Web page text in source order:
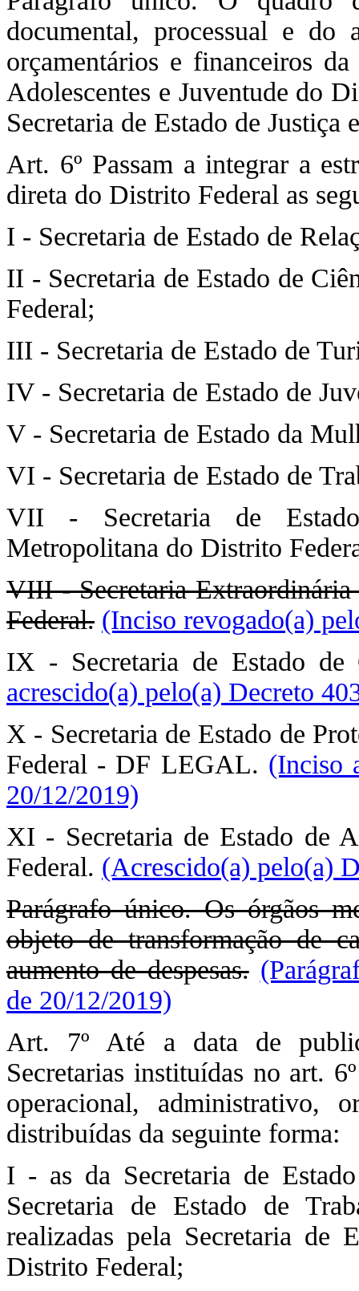
documental, processual e do
orçamentários e financeiros
Adolescentes e Juventude do
Secretaria de Estado de
Art. 6º Passam a integrar a
direta do Distrito Federal as
I - Secretaria de Estado de
II - Secretaria de Estado de
Federal;
III - Secretaria de Estado de
IV - Secretaria de Estado de
V - Secretaria de Estado da
VI - Secretaria de Estado de
VII - Secretaria de
Metropolitana do Distrito
VIII - Secretaria
Federal. (Inciso revogado(a)
IX - Secretaria de Estado
acrescido(a) pelo(a) Decreto
X - Secretaria de Estado de
Federal - DF LEGAL. (Inciso
20/12/2019)
XI - Secretaria de Estado de
Federal. (Acrescido(a) pelo(a)
Parágrafo único. Os órgãos
objeto de transformação de
aumento de despesas.
de 20/12/2019)
Art. 7º Até a data de
Secretarias instituídas no art.
operacional, administrativo,
distribuídas da seguinte forma:
I - as da Secretaria de
Secretaria de Estado de
realizadas pela Secretaria de
Distrito Federal;